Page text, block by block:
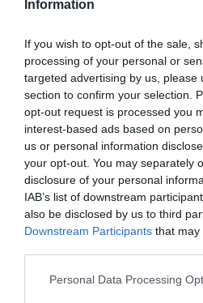
Information
If you wish to opt-out of the sale,
processing of your personal or
targeted advertising by us, please
section to confirm your selection.
opt-out request is processed you
interest-based ads based on
us or personal information
your opt-out. You may separately
disclosure of your personal
IAB’s list of downstream
also be disclosed by us to third
Downstream Participants that may
Personal Data Processing
μυθιστοριογράφος,
διδάσκουσα στο πρόγραμμα
Πανεπιστημίου της Νέας
Literature, υποψήφια για το
PEN/Faulkner Award και
Joyce Carol Oates Prize) · ο
Coe), μία από τις
βρετανικής λογοτεχνίας, που
πολυάριθμα βραβεία, ανάμεσα
Meilleur Livre Étranger, Prix
Everyman Wodehouse Prize,
συγγραφέας, αρθρογράφος